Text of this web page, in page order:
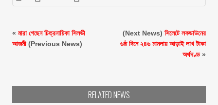
« মারা গেছেন চিত্রনায়িকা সিলভী
আজমী (Previous News)
(Next News) সিলেটে লকডাউনের
৬ষ্ঠ দিনে ২৪৬ মামলায় আড়াই লাখ টাকা
অর্থদণ্ড»
RELATED NEWS